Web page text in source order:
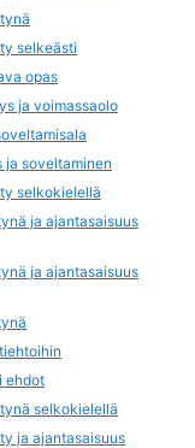
selkeästi
opas
ja voimassaolo
ja soveltaminen
selkokielellä
ja ajantasaisuus
ja ajantasaisuus
ehdot
selkokielellä
ja ajantasaisuus